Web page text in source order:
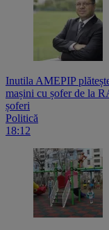
Inutila AMEPIP
mașini cu șofer de la
șoferi
Politică
18:12